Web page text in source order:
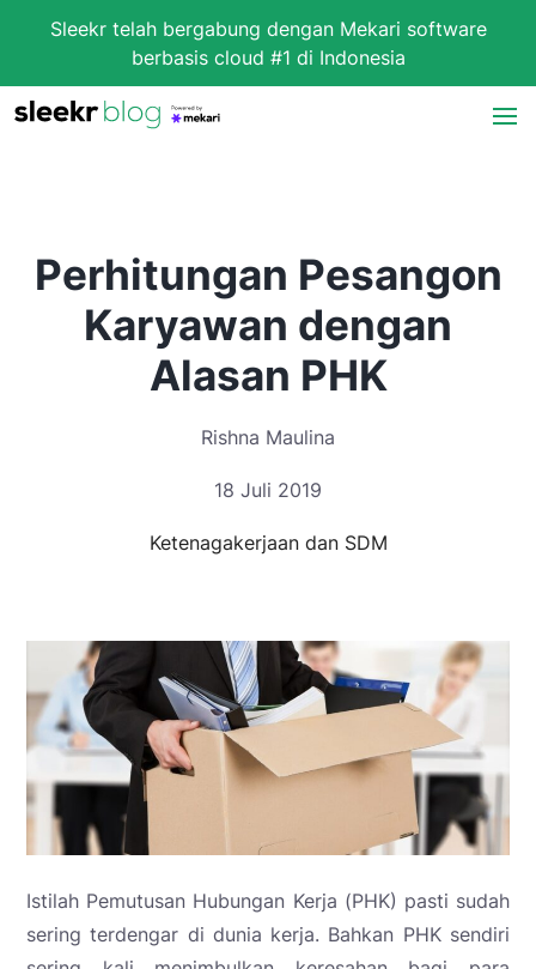
Sleekr telah bergabung dengan Mekari software
berbasis cloud #1 di Indonesia
Perhitungan Pesangon
Karyawan dengan
Alasan PHK
Rishna Maulina
18 Juli 2019
Ketenagakerjaan dan SDM
Istilah Pemutusan Hubungan Kerja (PHK) pasti sudah
sering terdengar di dunia kerja. Bahkan PHK sendiri